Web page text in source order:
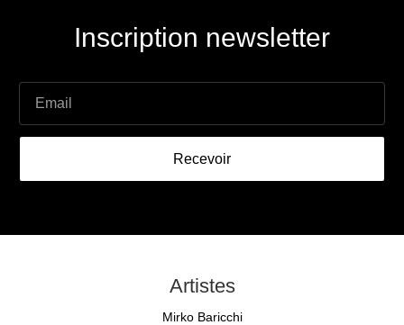
Inscription newsletter
Recevoir
Artistes
Mirko Baricchi